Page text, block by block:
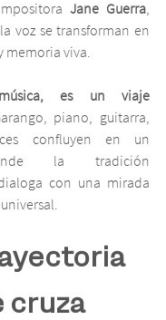
Jane Guerra,
voz se transforman en
memoria viva.
es un viaje
piano, guitarra,
confluyen en un
la tradición
con una mirada
cruza